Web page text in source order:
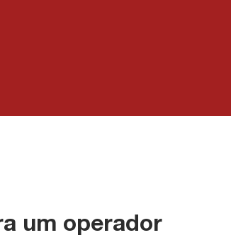
um operador